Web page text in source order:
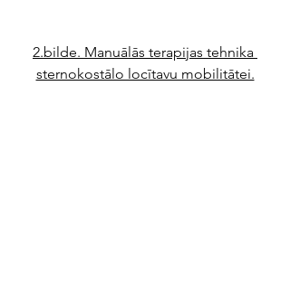
2.bilde. Manuālās terapijas tehnika
sternokostālo locītavu mobilitātei.